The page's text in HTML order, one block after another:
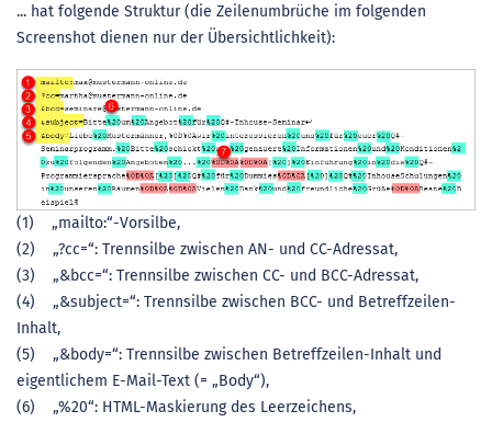
... hat folgende Struktur (die Zeilenumbrüche im folgenden
Screenshot dienen nur der Übersichtlichkeit):
(1) „mailto:“-Vorsilbe,
(2) „?cc=“: Trennsilbe zwischen AN- und CC-Adressat,
(3) „&bcc=“: Trennsilbe zwischen CC- und BCC-Adressat,
(4) „&subject=“: Trennsilbe zwischen BCC- und Betreffzeilen-
Inhalt,
(5) „&body=“: Trennsilbe zwischen Betreffzeilen-Inhalt und
eigentlichem E-Mail-Text (= „Body“),
(6) „%20“: HTML-Maskierung des Leerzeichens,